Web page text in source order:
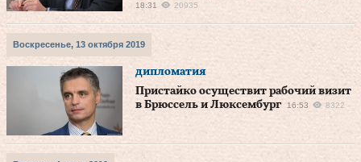
18:31 20935
Воскресенье, 13 октября 2019
дипломатия
Пристайко осуществит рабочий визит
в Брюссель и Люксембург
16:53 8322